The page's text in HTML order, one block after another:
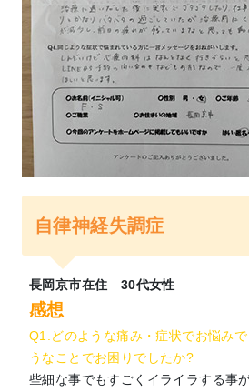
自律神経失調症
長岡京市在住 30代女性
感想
Q1.どのような痛み・症状でお悩み
うなことでお困りでしたか?
些細な事でもすごくイライラする事